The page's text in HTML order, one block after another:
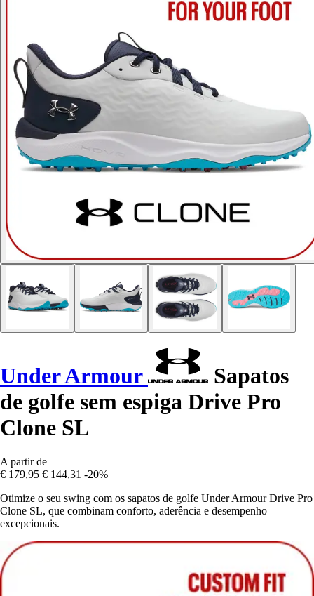
Under Armour
Sapatos
de golfe sem espiga Drive Pro
Clone SL
A partir de
€ 179,95 € 144,31 -20%
Otimize o seu swing com os sapatos de golfe Under Armour Drive Pro
Clone SL, que combinam conforto, aderência e desempenho
excepcionais.